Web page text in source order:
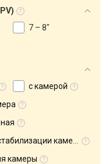
7 – 8"
с камерой
камеры
камеры